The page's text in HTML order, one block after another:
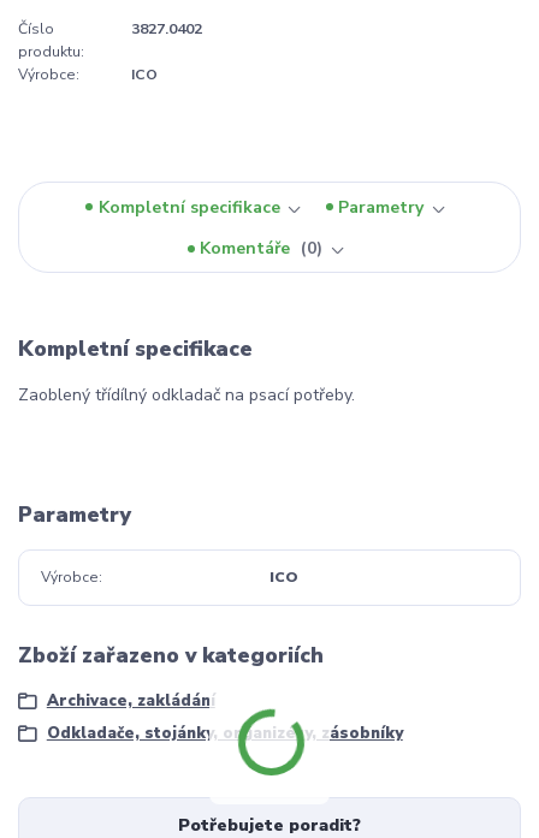
Číslo
produktu:
3827.0402
Výrobce: ICO
Kompletní specifikace
Parametry
Komentáře
0
Kompletní specifikace
Zaoblený třídílný odkladač na psací potřeby.
Parametry
Výrobce ICO
Zboží zařazeno v kategoriích
Archivace, zakládání
Odkladače, stojánky, organizéry, zásobníky
Potřebujete poradit?